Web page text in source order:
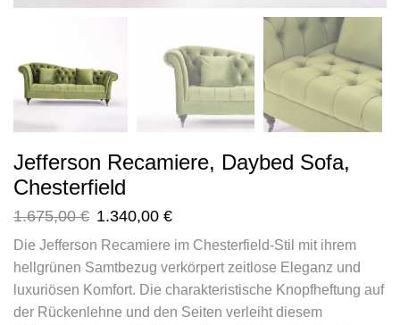
Jefferson Recamiere, Daybed Sofa,
Chesterfield
1.675,00€ 1.340,00 €
Die Jefferson Recamiere im Chesterfield-Stil mit ihrem
hellgrünen Samtbezug verkörpert zeitlose Eleganz und
luxuriösen Komfort. Die charakteristische Knopfheftung auf
der Rückenlehne und den Seiten verleiht diesem